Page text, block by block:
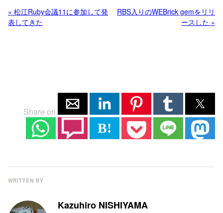
« 松江Ruby会議11に参加して発
表してきた
RBS入りのWEBrick gemをリリ
ースした »
Share on
B!
WRITTEN BY
Kazuhiro NISHIYAMA